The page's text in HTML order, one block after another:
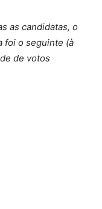
as candidatas, o
foi o seguinte (à
de votos